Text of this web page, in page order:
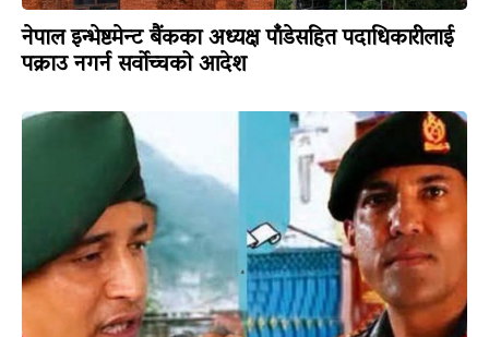
नेपाल इन्भेष्टमेन्ट बैंकका अध्यक्ष पाँडेसहित पदाधिकारीलाई
पक्राउ नगर्न सर्वोच्चको आदेश